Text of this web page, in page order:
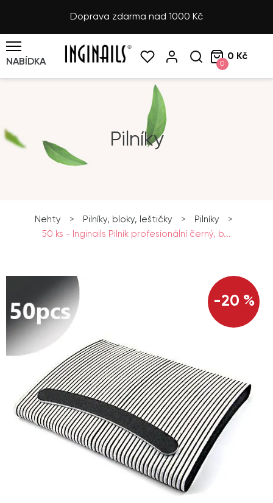
Doprava zdarma nad 1000 Kč
NABÍDKA 0
0 Kč
Pilníky
Nehty > Pilníky, bloky, leštičky > Pilníky
>
50 ks - Inginails Pilník profesionální černý, b...
-20 %